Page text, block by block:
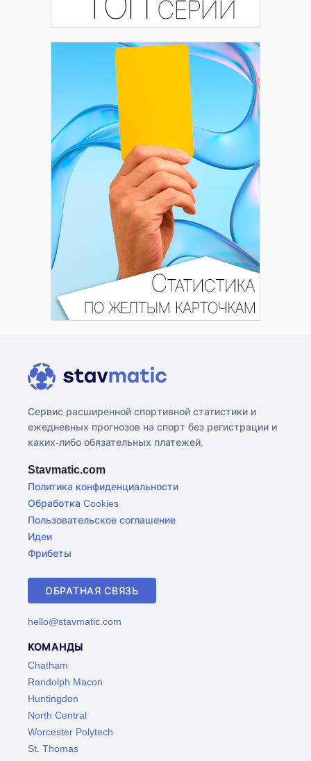
Сервис расширенной спортивной статистики и
ежедневных прогнозов на спорт без регистрации и
каких-либо обязательных платежей.
Stavmatic.com
Политика конфиденциальности
Обработка Cookies
Пользовательское соглашение
Идеи
Фрибеты
ОБРАТНАЯ СВЯЗЬ
hello@stavmatic.com
КОМАНДЫ
Chatham
Randolph Macon
Huntingdon
North Central
Worcester Polytech
St. Thomas